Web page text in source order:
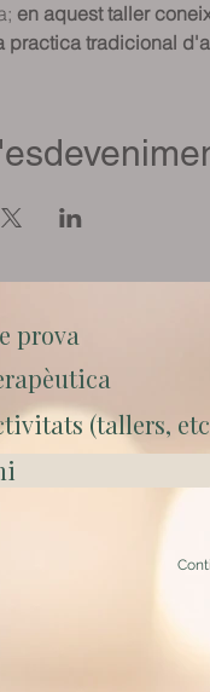
en aquest taller
tradicional
prova
(tallers,